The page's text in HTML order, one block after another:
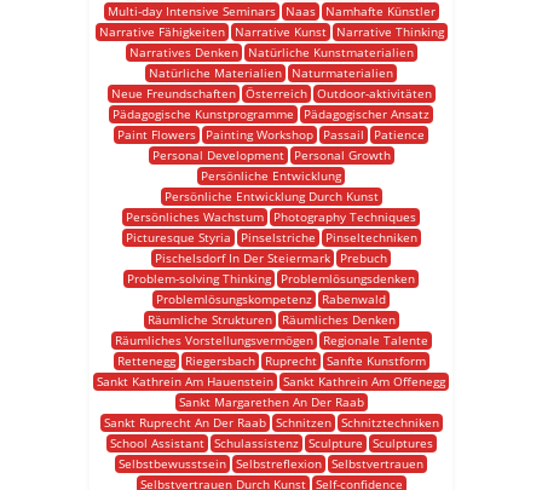
Multi-day Intensive Seminars
Naas
Namhafte Künstler
Narrative Fähigkeiten
Narrative Kunst
Narrative Thinking
Narratives Denken
Natürliche Kunstmaterialien
Natürliche Materialien
Naturmaterialien
Neue Freundschaften
Österreich
Outdoor-aktivitäten
Pädagogische Kunstprogramme
Pädagogischer Ansatz
Paint Flowers
Painting Workshop Passail
Patience
Personal Development
Personal Growth
Persönliche Entwicklung
Persönliche Entwicklung Durch Kunst
Persönliches Wachstum
Photography Techniques
Picturesque Styria
Pinselstriche
Pinseltechniken
Pischelsdorf In Der Steiermark
Prebuch
Problem-solving Thinking
Problemlösungsdenken
Problemlösungskompetenz
Rabenwald
Räumliche Strukturen
Räumliches Denken
Räumliches Vorstellungsvermögen
Regionale Talente
Rettenegg
Riegersbach Ruprecht
Sanfte Kunstform
Sankt Kathrein Am Hauenstein Sankt Kathrein Am Offenegg
Sankt Margarethen An Der Raab
Sankt Ruprecht An Der Raab
Schnitzen
Schnitztechniken
School Assistant
Schulassistenz Sculpture
Sculptures
Selbstbewusstsein Selbstreflexion Selbstvertrauen
Selbstvertrauen Durch Kunst
Self-confidence